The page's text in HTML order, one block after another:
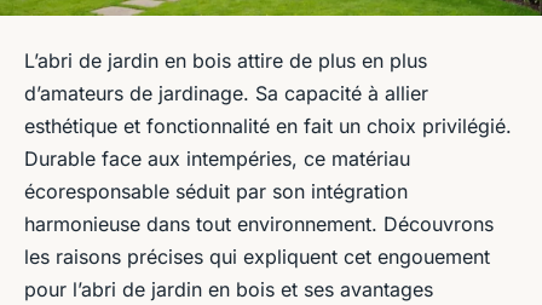
L’abri de jardin en bois attire de plus en plus
d’amateurs de jardinage. Sa capacité à allier
esthétique et fonctionnalité en fait un choix privilégié.
Durable face aux intempéries, ce matériau
écoresponsable séduit par son intégration
harmonieuse dans tout environnement. Découvrons
les raisons précises qui expliquent cet engouement
pour l’abri de jardin en bois et ses avantages